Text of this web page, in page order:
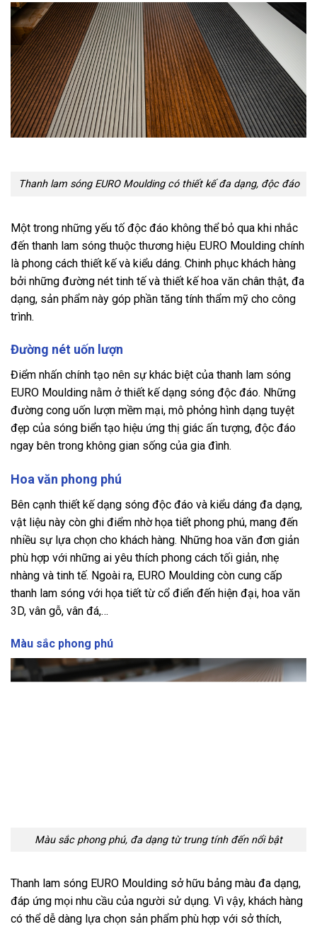
Thanh lam sóng EURO Moulding có thiết kế đa dạng, độc đáo
Một trong những yếu tố độc đáo không thể bỏ qua khi nhắc
đến thanh lam sóng thuộc thương hiệu EURO Moulding chính
là phong cách thiết kế và kiểu dáng. Chinh phục khách hàng
bởi những đường nét tinh tế và thiết kế hoa văn chân thật, đa
dạng, sản phẩm này góp phần tăng tính thẩm mỹ cho công
trình.
Đường nét uốn lượn
Điểm nhấn chính tạo nên sự khác biệt của thanh lam sóng
EURO Moulding nằm ở thiết kế dạng sóng độc đáo. Những
đường cong uốn lượn mềm mại, mô phỏng hình dạng tuyệt
đẹp của sóng biển tạo hiệu ứng thị giác ấn tượng, độc đáo
ngay bên trong không gian sống của gia đình.
Hoa văn phong phú
Bên cạnh thiết kế dạng sóng độc đáo và kiểu dáng đa dạng,
vật liệu này còn ghi điểm nhờ họa tiết phong phú, mang đến
nhiều sự lựa chọn cho khách hàng. Những hoa văn đơn giản
phù hợp với những ai yêu thích phong cách tối giản, nhẹ
nhàng và tinh tế. Ngoài ra, EURO Moulding còn cung cấp
thanh lam sóng với họa tiết từ cổ điển đến hiện đại, hoa văn
3D, vân gỗ, vân đá,…
Màu sắc phong phú
Màu sắc phong phú, đa dạng từ trung tính đến nổi bật
Thanh lam sóng EURO Moulding sở hữu bảng màu đa dạng,
đáp ứng mọi nhu cầu của người sử dụng. Vì vậy, khách hàng
có thể dễ dàng lựa chọn sản phẩm phù hợp với sở thích,